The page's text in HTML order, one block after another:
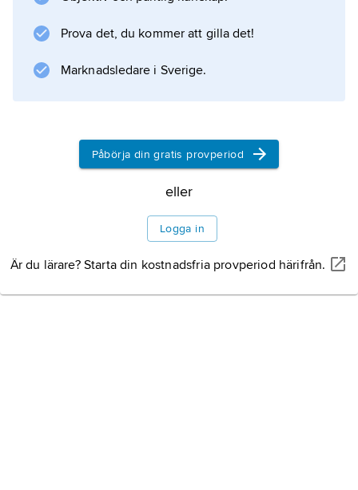
central registrering för Sverige av detta för
historieforskningen viktiga källmaterial görs på
Nordiska museet i Stockholm.
Information om artikeln
Prova det, du kommer att gilla det!
Marknadsledare i Sverige.
Påbörja din gratis provperiod
eller
Logga in
Är du lärare? Starta din kostnadsfria provperiod härifrån.